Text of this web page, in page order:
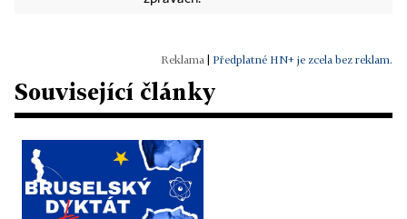
Předplatné HN+ je zcela bez reklam.
Související články